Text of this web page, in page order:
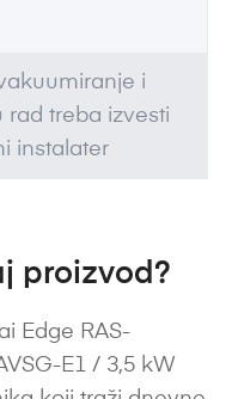
i
rad treba izvesti
instalater
proizvod?
Edge RAS-
E1 / 3,5 kW